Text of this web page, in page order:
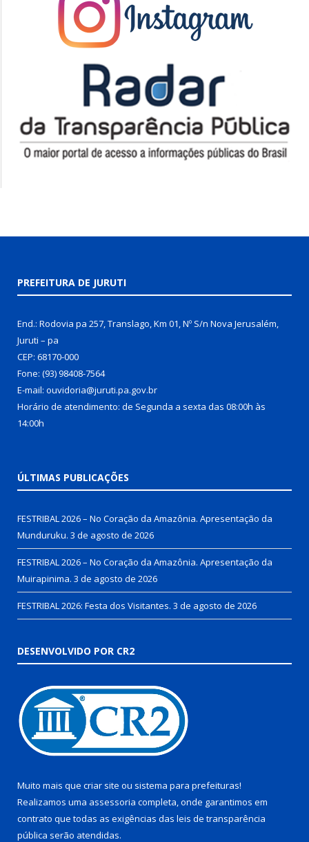
PREFEITURA DE JURUTI
End.: Rodovia pa 257, Translago, Km 01, Nº S/n Nova Jerusalém,
Juruti – pa
CEP: 68170-000
Fone: (93) 98408-7564
E-mail: ouvidoria@juruti.pa.gov.br
Horário de atendimento: de Segunda a sexta das 08:00h às
14:00h
ÚLTIMAS PUBLICAÇÕES
FESTRIBAL 2026 – No Coração da Amazônia. Apresentação da
Munduruku. 3 de agosto de 2026
FESTRIBAL 2026 – No Coração da Amazônia. Apresentação da
Muirapinima. 3 de agosto de 2026
FESTRIBAL 2026: Festa dos Visitantes. 3 de agosto de 2026
DESENVOLVIDO POR CR2
Muito mais que criar site ou sistema para prefeituras!
Realizamos uma assessoria completa, onde garantimos em
contrato que todas as exigências das leis de transparência
pública serão atendidas.